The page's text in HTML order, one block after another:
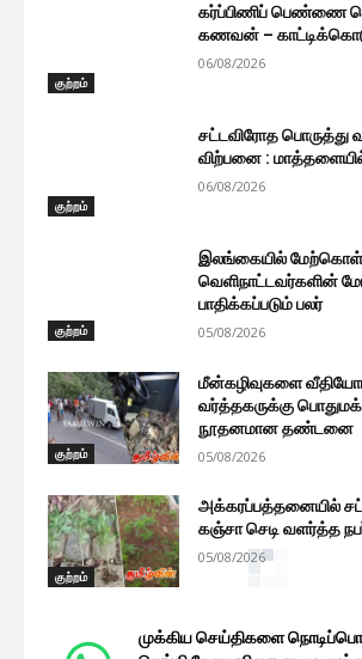
குற்றம்
கர்ப்பிணிப் பெண்ணை
கணவன் –
06/08/2026
குற்றம்
சட்டவிரோத
விற்பனை :
06/08/2026
குற்றம்
இலங்கையில்
வெளிநாட்டவர்களின்
பாதிக்கப்படும் பலர்
05/08/2026
குற்றம்
மீன்கழிவுகளை
வர்த்தகருக்கு
நூதனமான தண்டனை
05/08/2026
குற்றம்
அக்கரப்பத்தனையில்
கஞ்சா செடி வளர்த்த
05/08/2026
முக்கிய செய்திகளை